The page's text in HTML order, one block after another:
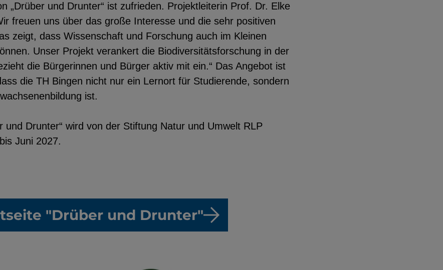
„Drüber und Drunter“ ist zufrieden. Projektleiterin Prof. Dr. Elke
freuen uns über das große Interesse und die sehr positiven
zeigt, dass Wissenschaft und Forschung auch im Kleinen
Unser Projekt verankert die Biodiversitätsforschung in der
die Bürgerinnen und Bürger aktiv mit ein.“ Das Angebot ist
die TH Bingen nicht nur ein Lernort für Studierende, sondern
ist.
und Drunter“ wird von der Stiftung Natur und Umwelt RLP
Juni 2027.
"Drüber und Drunter"